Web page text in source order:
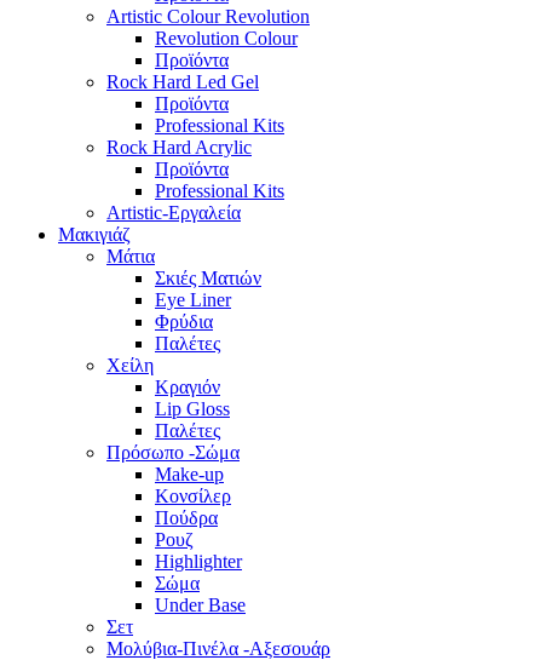
Artistic Colour Revolution
Revolution Colour
Προϊόντα
Rock Hard Led Gel
Προϊόντα
Professional Kits
Rock Hard Acrylic
Προϊόντα
Professional Kits
Artistic-Εργαλεία
Μακιγιάζ
Μάτια
Σκιές Ματιών
Eye Liner
Φρύδια
Παλέτες
Χείλη
Κραγιόν
Lip Gloss
Παλέτες
Πρόσωπο -Σώμα
Make-up
Κονσίλερ
Πούδρα
Ρουζ
Highlighter
Σώμα
Under Base
Σετ
Μολύβια-Πινέλα -Αξεσουάρ